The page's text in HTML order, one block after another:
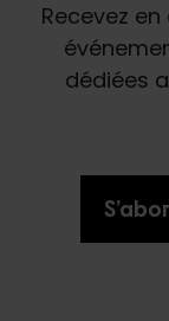
Recevez
dédiées